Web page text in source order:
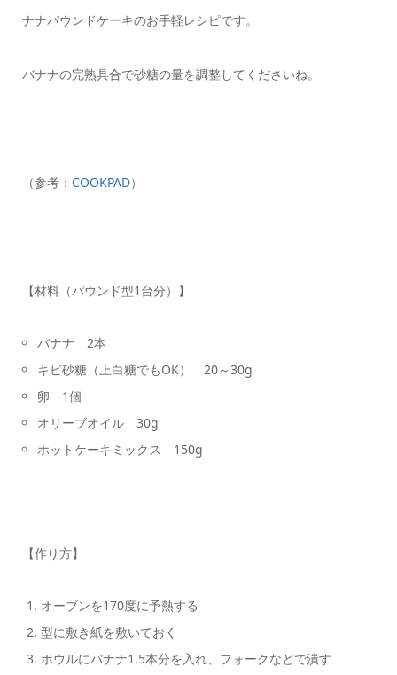
ナナパウンドケーキのお手軽レシピです。
バナナの完熟具合で砂糖の量を調整してくださいね。
（参考： COOKPAD）
【材料（パウンド型1台分）】
バナナ 2本
キビ砂糖（上白糖でもOK） 20～30g
卵 1個
オリーブオイル 30g
ホットケーキミックス 150g
【作り方】
オーブンを170度に予熱する
型に敷き紙を敷いておく
ボウルにバナナ1.5本分を入れ、フォークなどで潰す